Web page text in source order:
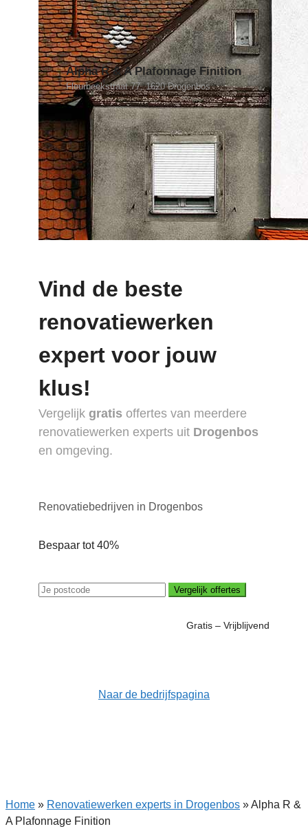
Alpha R & A Plafonnage Finition
Fleurbeekstraat 77, 1620 Drogenbos
Vind de beste
renovatiewerken
expert voor jouw
klus!
Vergelijk gratis offertes van meerdere
renovatiewerken experts uit Drogenbos
en omgeving.
Renovatiebedrijven in Drogenbos
Bespaar tot 40%
Vergelijk offertes
Gratis – Vrijblijvend
Naar de bedrijfspagina
Home » Renovatiewerken experts in Drogenbos »Alpha R &
A Plafonnage Finition